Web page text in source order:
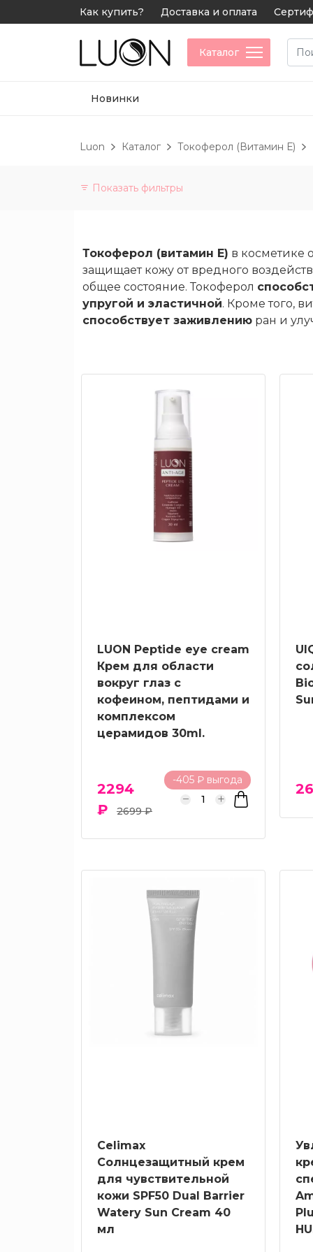
Как купить? Доставка и оплата
Каталог
Новинки
Luon Каталог Токоферол (Витамин Е)
Показать фильтры
Витамины
БАДы
будет
продаже
проблеме
Уход
Активы
BHA
Азелаоовая
Аллантоин
Антиоксиданты
Гиалуроновая
кислота
Глутатион
Каолин
Токоферол (витамин Е) в косметике
защищает кожу от вредного
общее состояние. Токоферол
упругой и эластичной. Кроме того,
способствует заживлению ран и
LUON Peptide eye сream
Крем для области
вокруг глаз с
кофеином, пептидами и
комплексом
церамидов 30ml.
-405 ₽ выгода
2294
₽
2699 ₽
Celimax
Солнцезащитный крем
для чувствительной
кожи SPF50 Dual Barrier
Watery Sun Cream 40
мл